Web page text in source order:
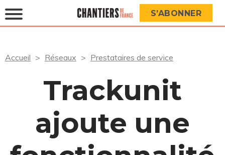
S’ABONNER
Accueil Réseaux Prestataires de service
Trackunit
ajoute une